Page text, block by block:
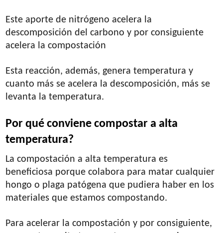
Este aporte de nitrógeno acelera la
descomposición del carbono y por consiguiente
acelera la compostación
Esta reacción, además, genera temperatura y
cuanto más se acelera la descomposición, más se
levanta la temperatura.
Por qué conviene compostar a alta
temperatura?
La compostación a alta temperatura es
beneficiosa porque colabora para matar cualquier
hongo o plaga patógena que pudiera haber en los
materiales que estamos compostando.
Para acelerar la compostación y por consiguiente,